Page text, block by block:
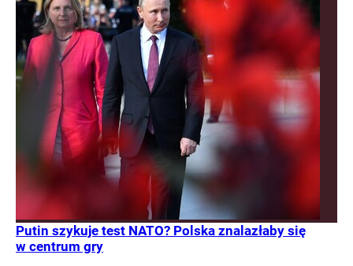
Putin szykuje test NATO? Polska znalazłaby się
w centrum gry